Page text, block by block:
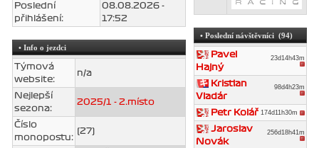
Poslední
přihlášení:
08.08.2026 -
17:52
• Info o jezdci
Týmová
website:
n/a
Nejlepší
sezona:
2025/1 - 2.místo
Číslo
monopostu:
(27)
• Poslední návštěvníci (94)
Pavel
Hajný
23d14h43m
Kristian
Vladár
98d4h23m
Petr Kolář 174d11h30m
Jaroslav
Novák
256d18h41m